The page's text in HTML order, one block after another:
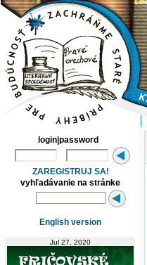
login|password
ZAREGISTRUJ SA!
vyhľadávanie na stránke
English version
Jul 27, 2020